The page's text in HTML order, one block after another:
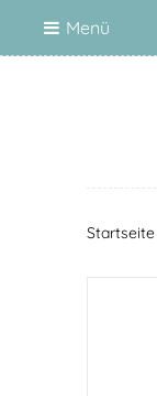
Menü
Startseite